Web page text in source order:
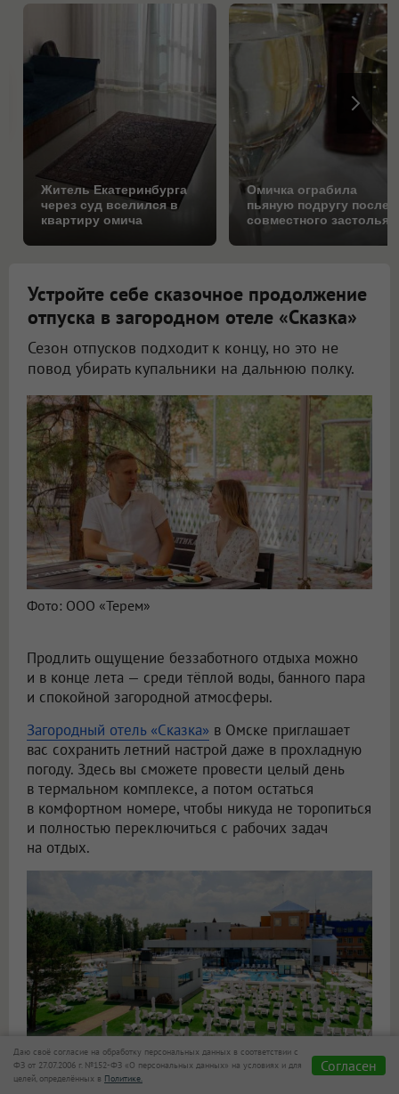
Житель Екатеринбурга
через суд вселился в
квартиру омича
Омичка ограбила
пьяную подругу после
совместного застолья
Устройте себе сказочное продолжение
отпуска в загородном отеле «Сказка»
Сезон отпусков подходит к концу, но это не
повод убирать купальники на дальнюю полку.
Фото: ООО «Терем»
Продлить ощущение беззаботного отдыха можно
и в конце лета — среди тёплой воды, банного пара
и спокойной загородной атмосферы.
Загородный отель «Сказка» в Омске приглашает
вас сохранить летний настрой даже в прохладную
погоду. Здесь вы сможете провести целый день
в термальном комплексе, а потом остаться
в комфортном номере, чтобы никуда не торопиться
и полностью переключиться с рабочих задач
на отдых.
Даю своё согласие на обработку персональных данных в соответствии с
ФЗ от 27.07.2006 г. №152-ФЗ «О персональных данных» на условиях и для
целей, определённых в Политике.
Согласен